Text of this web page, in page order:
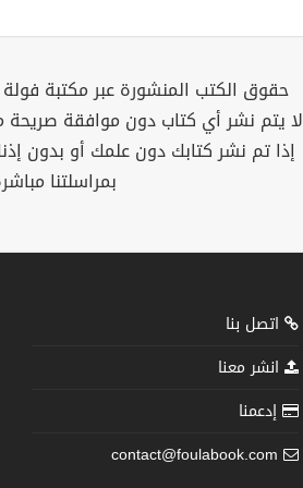
حقوق الكتب المنشورة عبر مكتبة
لا يتم نشر أي كتاب دون موافقة صريحة
إذا تم نشر كتابك دون علمك أو بدون
بمراسلتنا
اتصل بنا
انشر معنا
إدعمنا
contact@foulabook.com